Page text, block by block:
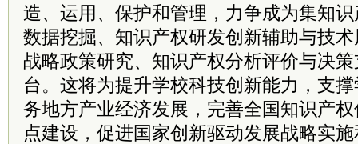
造、运用、保护和管理，力争成为集知
数据挖掘、知识产权研发创新辅助与技
战略政策研究、知识产权分析评价与决
台。这将为提升学校科技创新能力，支
务地方产业经济发展，完善全国知识产
点建设，促进国家创新驱动发展战略实